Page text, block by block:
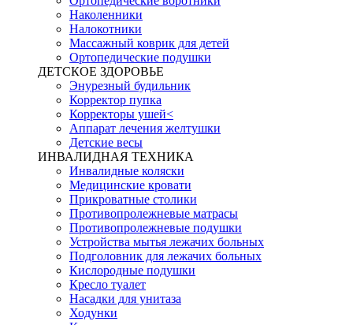
Наколенники
Налокотники
Массажный коврик для детей
Ортопедические подушки
ДЕТСКОЕ ЗДОРОВЬЕ
Энурезный будильник
Корректор пупка
Корректоры ушей<
Аппарат лечения желтушки
Детские весы
ИНВАЛИДНАЯ ТЕХНИКА
Инвалидные коляски
Медицинские кровати
Прикроватные столики
Противопролежневые матрасы
Противопролежневые подушки
Устройства мытья лежачих больных
Подголовник для лежачих больных
Кислородные подушки
Кресло туалет
Насадки для унитаза
Ходунки